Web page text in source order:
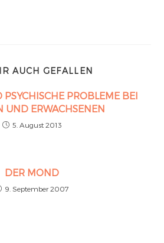
AUCH GEFALLEN
PROBLEME BEI
UND ERWACHSENEN
5. August 2013
DER MOND
9. September 2007